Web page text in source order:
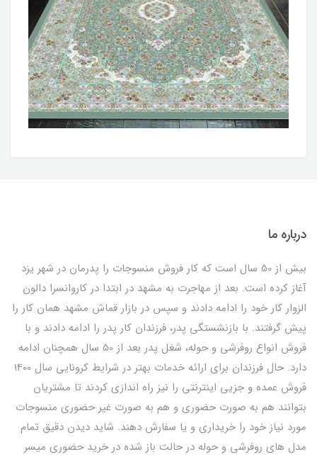
درباره ما
بیش از 50 سال است که کار فروش منسوجات را پدرمان در شهر یزد
آغاز کرده است. بعد از مهاجرت به مشهد در ابتدا در کاروانسرا دالون
الزوار کار خود را ادامه دادند و سپس در بازار قماش مشهد همان کار را
پیش گرفتند. با بازنشستگی پدر، فرزندان کار پدر را ادامه دادند و با
فروش انواع روفرشی و حوله، شغل پدر بعد از 50 سال همچنان ادامه
دارد. حال فرزندان برای ارائه خدمات بهتر در شرایط کرونایی سال 1400
فروش عمده و جزیی اینترنتی را نیز راه اندازی کردند تا مشتریان
بتوانند هم به صورت حضوری و هم به صورت غیر حضوری منسوجات
مورد نیاز خود را خریداری و یا سفارش دهند. شاید دیدن دقیق تمام
مدل های روفرشی و حوله در حالت باز شده در خرید حضوری میسر